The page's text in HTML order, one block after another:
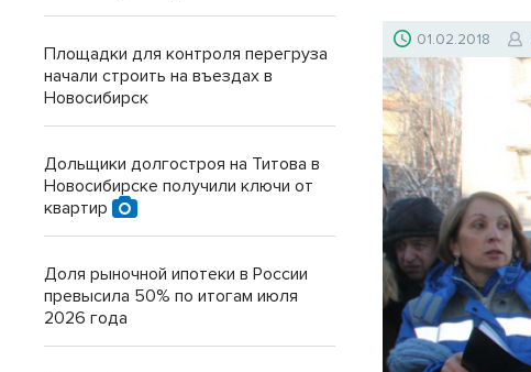
01.02.2018
Площадки для контроля перегруза
начали строить на въездах в
Новосибирск
Дольщики долгостроя на Титова в
Новосибирске получили ключи от
квартир
Доля рыночной ипотеки в России
превысила 50% по итогам июля
2026 года